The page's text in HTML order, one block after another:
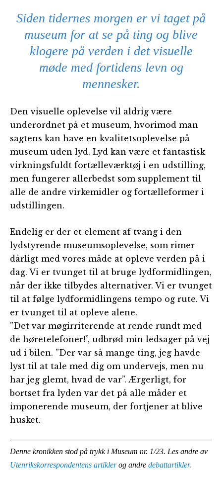
Siden tidernes morgen er vi taget på
museum for at se på ting og blive
klogere på verden i det visuelle
møde med fortidens levn og
mennesker.
Den visuelle oplevelse vil aldrig være
underordnet på et museum, hvorimod man
sagtens kan have en kvalitetsoplevelse på
museum uden lyd. Lyd kan være et fantastisk
virkningsfuldt fortælleværktøj i en udstilling,
men fungerer allerbedst som supplement til
alle de andre virkemidler og fortælleformer i
udstillingen.
Endelig er der et element af tvang i den
lydstyrende museumsoplevelse, som rimer
dårligt med vores måde at opleve verden på i
dag. Vi er tvunget til at bruge lydformidlingen,
når der ikke tilbydes alternativer. Vi er tvunget
til at følge lydformidlingens tempo og rute. Vi
er tvunget til at opleve alene.
”Det var møgirriterende at rende rundt med
de høretelefoner!”, udbrød min ledsager på vej
ud i bilen. ”Der var så mange ting, jeg havde
lyst til at tale med dig om undervejs, men nu
har jeg glemt, hvad de var”. Ærgerligt, for
bortset fra lyden var det på alle måder et
imponerende museum, der fortjener at blive
husket.
Denne kronikken stod på trykk i Museum nr. 1/23. Les andre av
Utenrikskorrespondentens artiklerog andre debattartikler.